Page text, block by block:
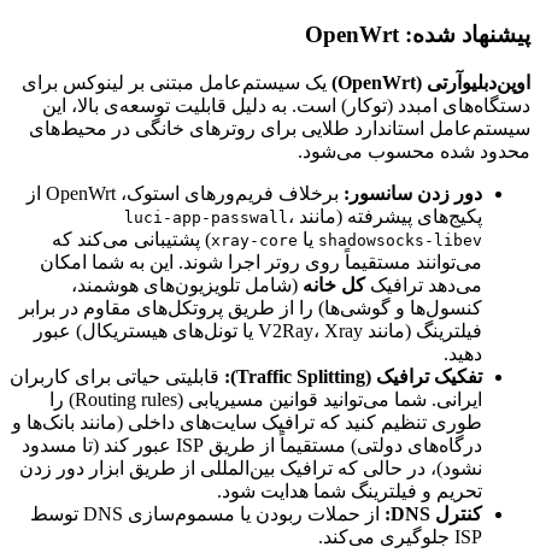
پیشنهاد شده: OpenWrt
اوپن‌دبلیوآرتی (OpenWrt)
یک سیستم‌عامل مبتنی بر لینوکس برای
دستگاه‌های امبدد (توکار) است. به دلیل قابلیت توسعه‌ی بالا، این
سیستم‌عامل استاندارد طلایی برای روترهای خانگی در محیط‌های
محدود شده محسوب می‌شود.
دور زدن سانسور:
برخلاف فریم‌ورهای استوک، OpenWrt از
پکیج‌های پیشرفته (مانند
luci-app-passwall ،
shadowsocks-libev یا xray-core) پشتیبانی می‌کند که
می‌توانند مستقیماً روی روتر اجرا شوند. این به شما امکان
می‌دهد ترافیککل خانه (شامل تلویزیون‌های هوشمند،
کنسول‌ها و گوشی‌ها) را از طریق پروتکل‌های مقاوم در برابر
فیلترینگ (مانند V2Ray، Xray یا تونل‌های هیستریکال) عبور
دهید.
تفکیک ترافیک (Traffic Splitting):
قابلیتی حیاتی برای کاربران
ایرانی. شما می‌توانید قوانین مسیریابی (Routing rules) را
طوری تنظیم کنید که ترافیک سایت‌های داخلی (مانند بانک‌ها و
درگاه‌های دولتی) مستقیماً از طریق ISP عبور کند (تا مسدود
نشود)، در حالی که ترافیک بین‌المللی از طریق ابزار دور زدن
تحریم و فیلترینگ شما هدایت شود.
کنترل DNS:
از حملات ربودن یا مسموم‌سازی DNS توسط
ISP جلوگیری می‌کند.